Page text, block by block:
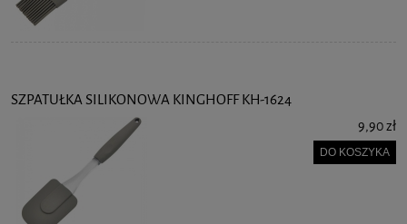
SZPATUŁKA SILIKONOWA KINGHOFF KH-1624
9,90 zł
DO KOSZYKA